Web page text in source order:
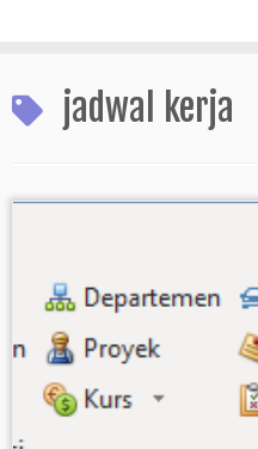
to
content
jadwal kerja